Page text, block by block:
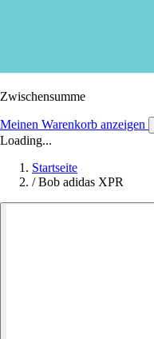
Zwischensumme
Meinen Warenkorb anzeigen
Loading...
Startseite
/ Bob adidas XPR